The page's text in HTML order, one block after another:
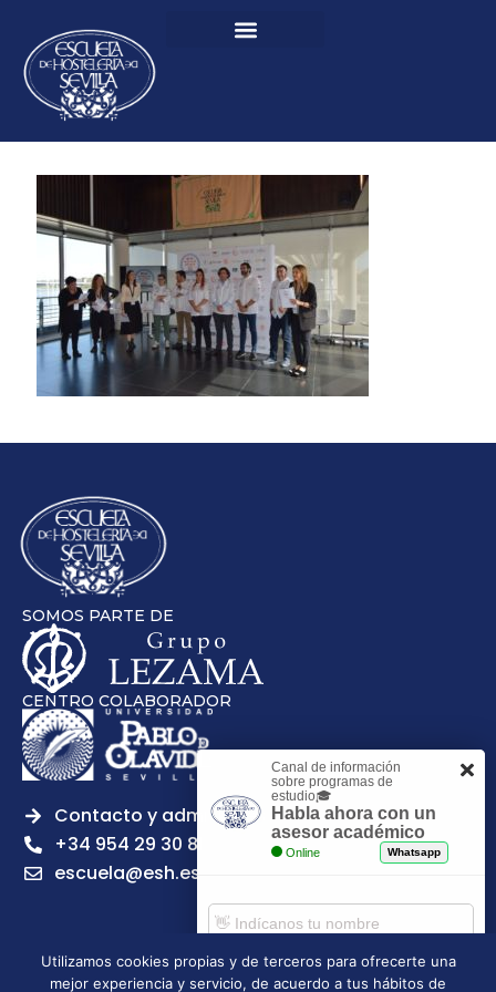
SOMOS PARTE DE
CENTRO COLABORADOR
Contacto y admisiones
+34 954 29 30 81
escuela@esh.es
Utilizamos cookies propias y de terceros para ofrecerte una
mejor experiencia y servicio, de acuerdo a tus hábitos de
Canal de información
sobre programas de
estudio🎓
Habla ahora con un
asesor académico
Online Whatsapp